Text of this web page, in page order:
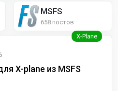
MSFS
658 постов
X-plane из MSFS